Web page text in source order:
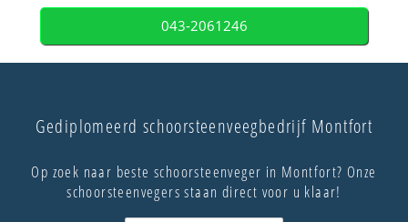
043-2061246
Gediplomeerd schoorsteenveegbedrijf Montfort
Op zoek naar beste schoorsteenveger in Montfort? Onze
schoorsteenvegers staan direct voor u klaar!